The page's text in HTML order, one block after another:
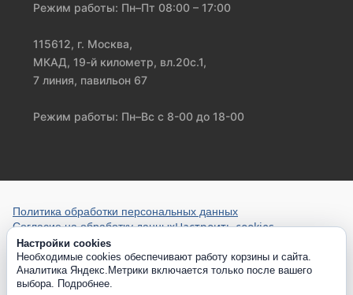
Режим работы: Пн–Пт 08:00 – 17:00
115612, г. Москва,
МКАД, 19-й километр, вл.20с.1,
7 линия, павильон 67
Режим работы: Пн–Вс с 8-00 до 18-00
Политика обработки персональных данных
Согласие на обработку данныхНастроить cookies
Настройки cookies
Необходимые cookies обеспечивают работу корзины и сайта.
Аналитика Яндекс.Метрики включается только после вашего
выбора. Подробнее.